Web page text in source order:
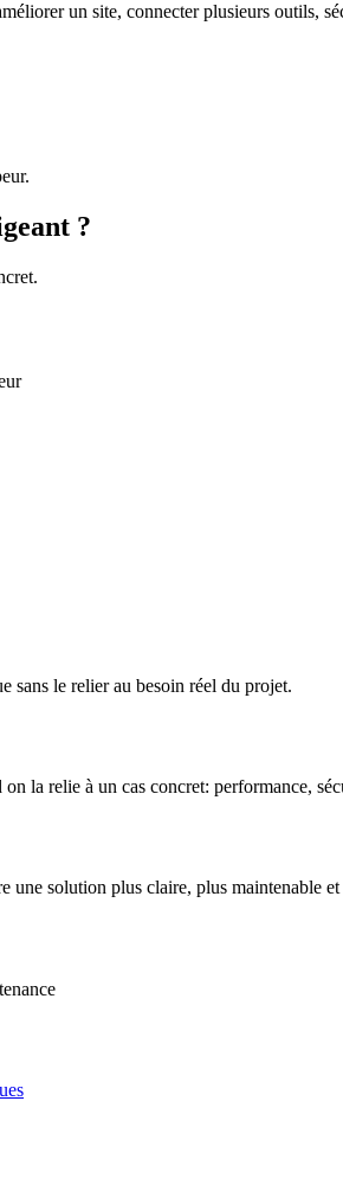
un site, connecter plusieurs outils,
?
sans le relier au besoin réel du projet.
la relie à un cas concret: performance,
solution plus claire, plus maintenable